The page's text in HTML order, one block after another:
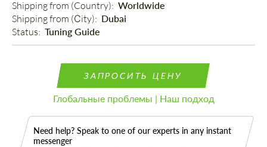
Shipping from (Country): Worldwide
Shipping from (Сity): Dubai
Status: Tuning Guide
ЗАПРОСИТЬ ЦЕНУ
Глобальные проблемы | Наш подход
Need help? Speak to one of our experts in any instant
messenger